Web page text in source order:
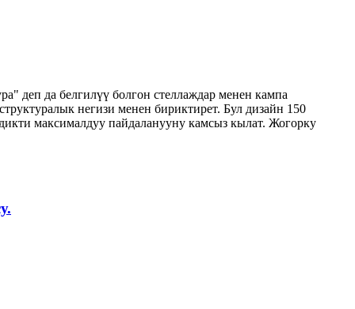
деп да белгилүү болгон стеллаждар менен кампа
негизи менен бириктирет. Бул дизайн 150
максималдуу пайдаланууну камсыз кылат. Жогорку